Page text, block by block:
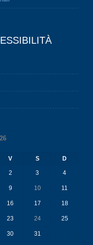
V S D
2 3 4
9 10 11
16 17 18
23 24 25
30 31